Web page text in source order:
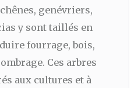
genévriers,
y sont taillés en
fourrage, bois,
Ces arbres
aux cultures et à